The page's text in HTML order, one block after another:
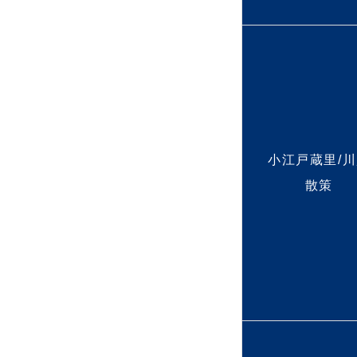
小江戸蔵里/
散策